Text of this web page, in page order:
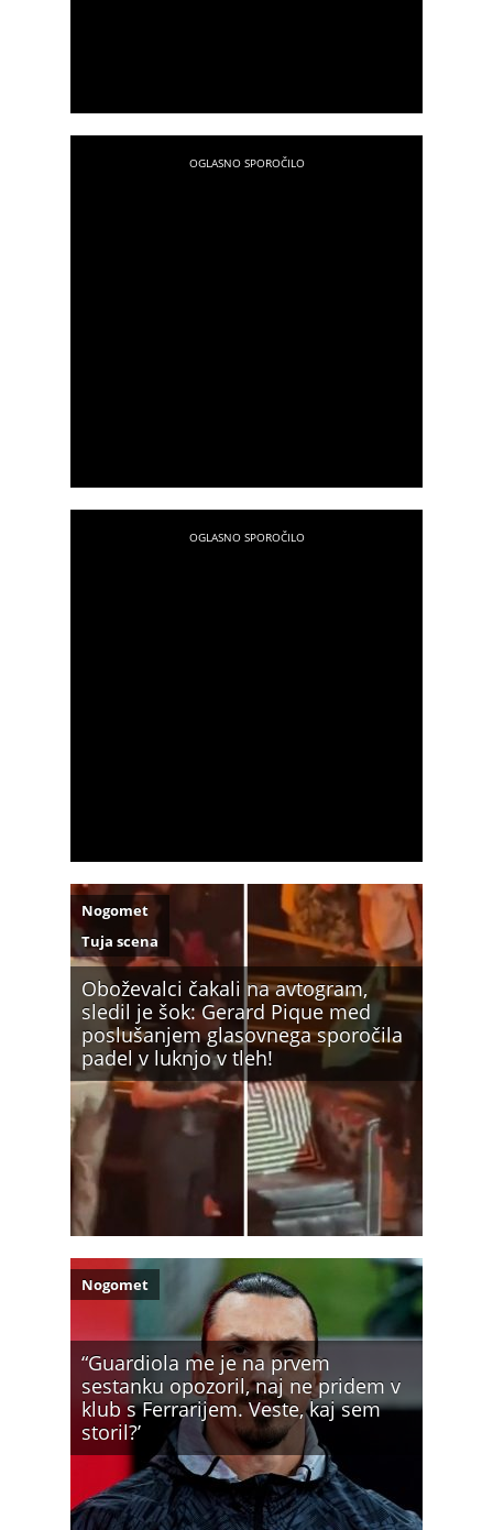
Oboževalci čakali na avtogram,
sledil je šok: Gerard Pique med
poslušanjem glasovnega sporočila
padel v luknjo v tleh!
Nogomet
Tuja scena
“Guardiola me je na prvem
sestanku opozoril, naj ne pridem v
klub s Ferrarijem. Veste, kaj sem
storil?’
Nogomet